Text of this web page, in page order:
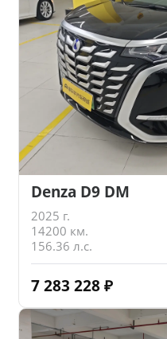
Denza D9 DM
2025 г.
14200 км.
156.36 л.с.
7 283 228 ₽